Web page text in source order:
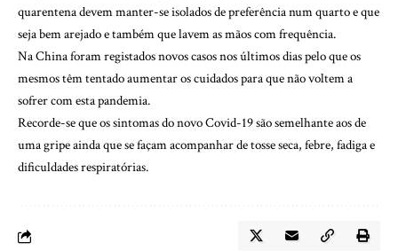
quarentena devem manter-se isolados de preferência num quarto e que
seja bem arejado e também que lavem as mãos com frequência.
Na China foram registados novos casos nos últimos dias pelo que os
mesmos têm tentado aumentar os cuidados para que não voltem a
sofrer com esta pandemia.
Recorde-se que os sintomas do novo Covid-19 são semelhante aos de
uma gripe ainda que se façam acompanhar de tosse seca, febre, fadiga e
dificuldades respiratórias.